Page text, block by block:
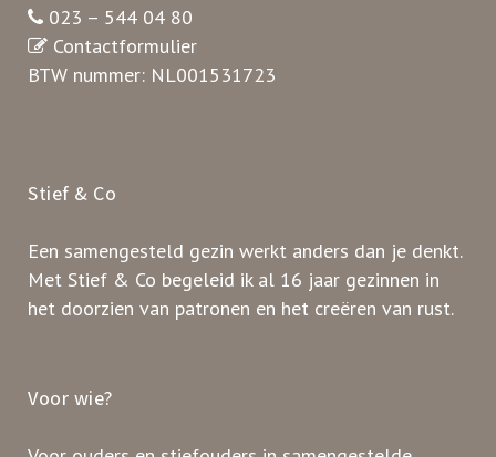
023 – 544 04 80
Contactformulier
BTW nummer: NL001531723
Stief & Co
Een samengesteld gezin werkt anders dan je denkt.
Met Stief & Co begeleid ik al 16 jaar gezinnen in
het doorzien van patronen en het creëren van rust.
Voor wie?